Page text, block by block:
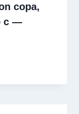
copa,
c —